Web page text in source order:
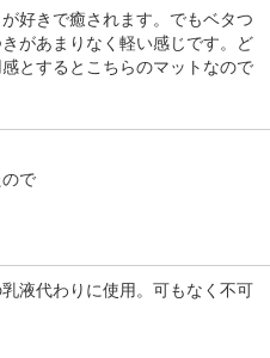
好きで癒されます。でもベタつ
があまりなく軽い感じです。ど
とするとこちらのマットなので
で
液代わりに使用。可もなく不可